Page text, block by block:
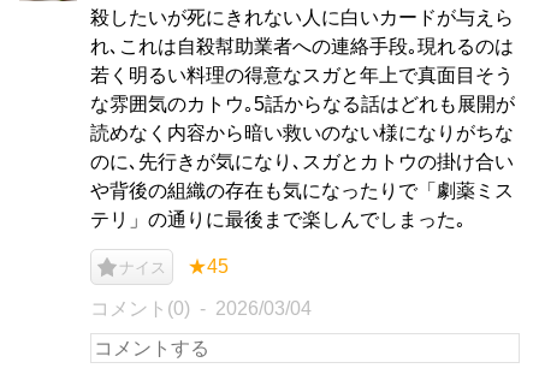
殺したいが死にきれない人に白いカードが与えら
れ､これは自殺幇助業者への連絡手段｡現れるのは
若く明るい料理の得意なスガと年上で真面目そう
な雰囲気のカトウ｡5話からなる話はどれも展開が
読めなく内容から暗い救いのない様になりがちな
のに､先行きが気になり､スガとカトウの掛け合い
や背後の組織の存在も気になったりで「劇薬ミス
テリ」の通りに最後まで楽しんでしまった｡
ナイス ★45
コメント(0) 2026/03/04